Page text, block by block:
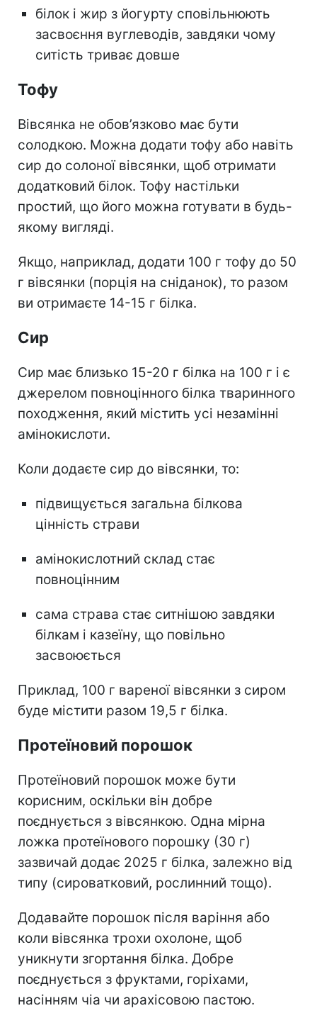
білок і жир з йогурту сповільнюють
засвоєння вуглеводів, завдяки чому
ситість триває довше
Тофу
Вівсянка не обов’язково має бути
солодкою. Можна додати тофу або навіть
сир до солоної вівсянки, щоб отримати
додатковий білок. Тофу настільки
простий, що його можна готувати в будь-
якому вигляді.
Якщо, наприклад, додати 100 г тофу до 50
г вівсянки (порція на сніданок), то разом
ви отримаєте 14-15 г білка.
Сир
Сир має близько 15-20 г білка на 100 г і є
джерелом повноцінного білка тваринного
походження, який містить усі незамінні
амінокислоти.
Коли додаєте сир до вівсянки, то:
підвищується загальна білкова
цінність страви
амінокислотний склад стає
повноцінним
сама страва стає ситнішою завдяки
білкам і казеїну, що повільно
засвоюється
Приклад, 100 г вареної вівсянки з сиром
буде містити разом 19,5 г білка.
Протеїновий порошок
Протеїновий порошок може бути
корисним, оскільки він добре
поєднується з вівсянкою. Одна мірна
ложка протеїнового порошку (30 г)
зазвичай додає 2025 г білка, залежно від
типу (сироватковий, рослинний тощо).
Додавайте порошок після варіння або
коли вівсянка трохи охолоне, щоб
уникнути згортання білка. Добре
поєднується з фруктами, горіхами,
насінням чіа чи арахісовою пастою.